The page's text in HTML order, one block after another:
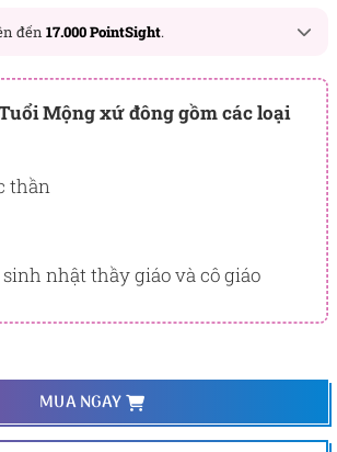
đến 17.000 PointSight.
ước tính bạn sẽ được tích lũy khi mua
tương ứng với quyền lợi hạng
tại Flowersight.
Mộng xứ đông gồm các loại
thần
nhật thầy giáo và cô giáo
MUA NGAY